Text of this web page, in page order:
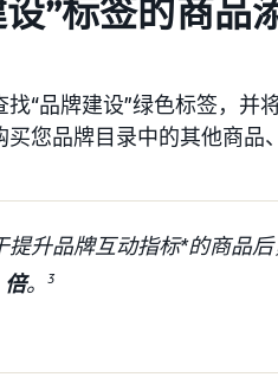
设”标签的商品
“品牌建设”绿色标签，并
您品牌目录中的其他商品
提升品牌互动指标*的商品
。 3